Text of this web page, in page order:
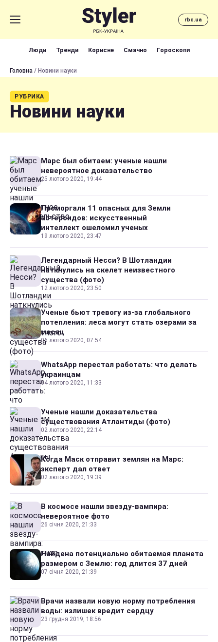
rbc.ua
Люди Тренди Корисне Смачно Гороскопи
Головна / Новини науки
РУБРИКА
Новини науки
Марс был обитаем: ученые нашли
невероятное доказательство
25 лютого 2020, 19:44
Проморгали 11 опасных для Земли
астероидов: искусственный
интеллект ошеломил ученых
19 лютого 2020, 23:47
Легендарный Несси? В Шотландии
наткнулись на скелет неизвестного
существа (фото)
12 лютого 2020, 23:50
Ученые бьют тревогу из-за глобального
потепления: леса могут стать озерами за
месяц
06 лютого 2020, 07:54
WhatsApp перестал работать: что делать
украинцам
04 лютого 2020, 11:33
Ученые нашли доказательства
существования Атлантиды (фото)
02 лютого 2020, 22:14
Когда Маск отправит землян на Марс:
эксперт дал ответ
02 лютого 2020, 19:39
В космосе нашли звезду-вампира:
невероятное фото
26 січня 2020, 21:33
Найдена потенциально обитаемая планета
размером с Землю: год длится 37 дней
07 січня 2020, 21:39
Врачи назвали новую норму потребления
воды: излишек вредит сердцу
23 грудня 2019, 18:56